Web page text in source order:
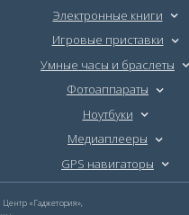
Электронные книги
Игровые приставки
Умные часы и браслеты
Фотоаппараты
Ноутбуки
Медиаплееры
GPS навигаторы
«Гаджетория»,